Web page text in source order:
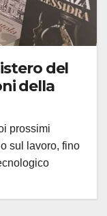
del
della
prossimi
sul lavoro, fino